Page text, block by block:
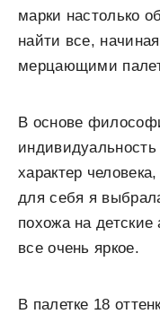
марки настолько
найти все,
мерцающими
В основе
характер
для себя я
похожа на
все очень яркое.
В палетке 18